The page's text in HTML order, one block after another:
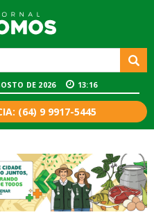
DE 2026 13:16
(64) 9 9917-5445